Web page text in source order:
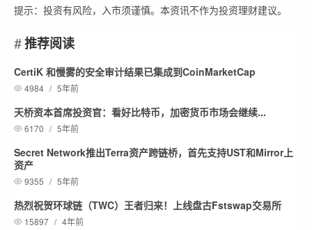
提示：投资有风险，入市须谨慎。本资讯不作为投资理财建议。
推荐阅读
CertiK 和慢雾的安全审计结果已集成到CoinMarketCap
4984 / 5年前
天桥资本首席投资官：看好比特币，加密货币市场会继续...
6170 / 5年前
Secret Network推出Terra资产跨链桥，首先支持UST和Mirror上
资产
9355 / 5年前
热烈祝贺环球链（TWC）王者归来！上线盘古Fstswap交易所
15897 / 4年前